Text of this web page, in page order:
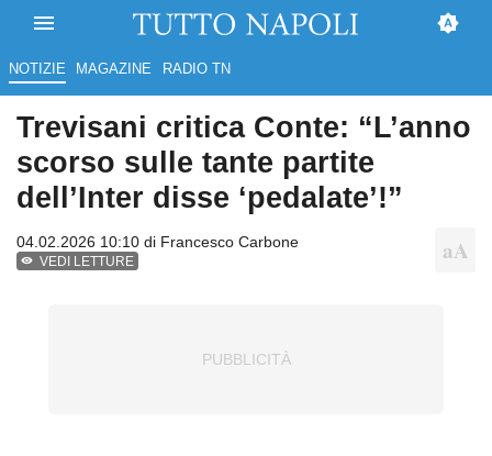
NOTIZIE MAGAZINE RADIO TN
Trevisani critica Conte: “L’anno
scorso sulle tante partite
dell’Inter disse ‘pedalate’!”
04.02.2026 10:10 di Francesco Carbone
VEDI LETTURE